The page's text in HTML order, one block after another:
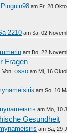
Pinguin98 am Fr, 28
2210 am Sa, 02
am Do, 22
Fragen
Von: osso am Mi, 16
am So, 10
am Mo, 10
Gesundheit
am Sa, 29